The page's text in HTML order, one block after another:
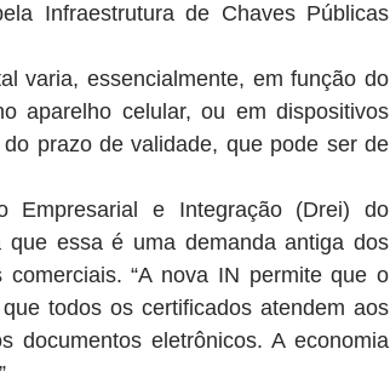
Infraestrutura de Chaves Públicas
varia, essencialmente, em função do
aparelho celular, ou em dispositivos
prazo de validade, que pode ser de
Empresarial e Integração (Drei) do
que essa é uma demanda antiga dos
“A nova IN permite que o
todos os certificados atendem aos
documentos eletrônicos. A economia